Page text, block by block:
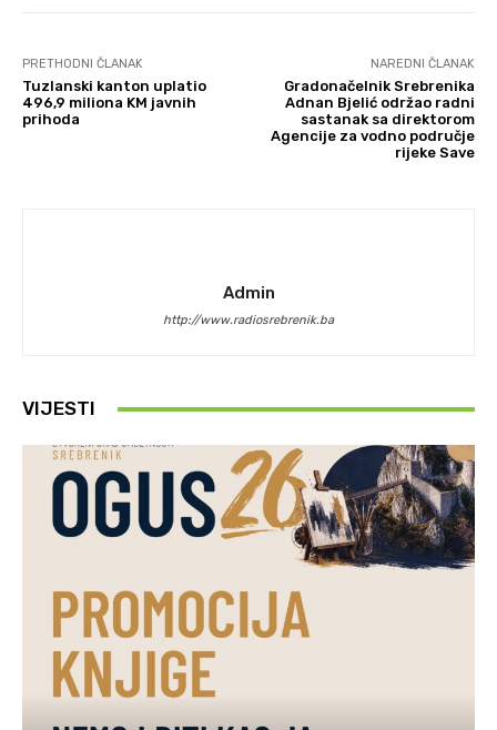
PRETHODNI ČLANAK
Tuzlanski kanton uplatio
496,9 miliona KM javnih
prihoda
NAREDNI ČLANAK
Gradonačelnik Srebrenika
Adnan Bjelić održao radni
sastanak sa direktorom
Agencije za vodno područje
rijeke Save
Admin
http://www.radiosrebrenik.ba
VIJESTI